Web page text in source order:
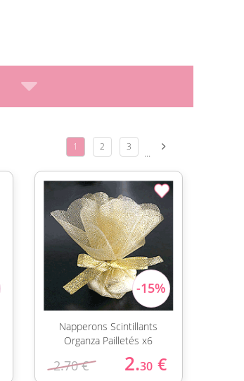
1 2 3 ...
Napperons Scintillants
Organza Pailletés x6
2.70 € 2.30 €